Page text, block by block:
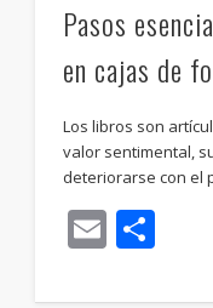
Pasos
en cajas de
Los libros son
valor sentimental,
deteriorarse con el
Email